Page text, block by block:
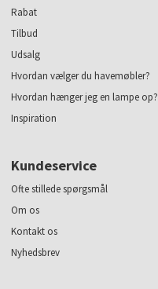
Rabat
Tilbud
Udsalg
Hvordan vælger du havemøbler?
Hvordan hænger jeg en lampe op?
Inspiration
Kundeservice
Ofte stillede spørgsmål
Om os
Kontakt os
Nyhedsbrev